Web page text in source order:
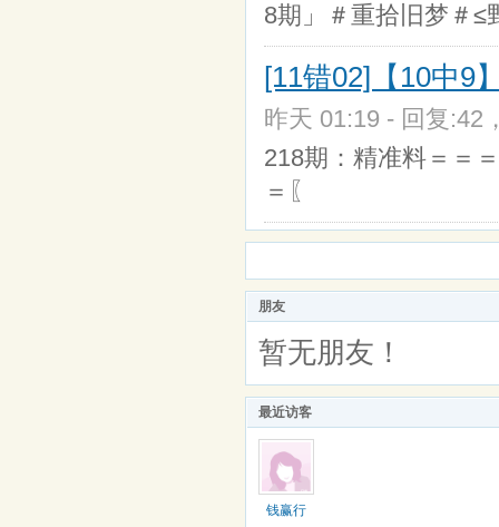
8期」＃重拾旧梦＃≤
[11错02]【10中9
昨天 01:19 - 回复:42
218期：精准料＝＝
＝〖
朋友
暂无朋友！
最近访客
钱赢行